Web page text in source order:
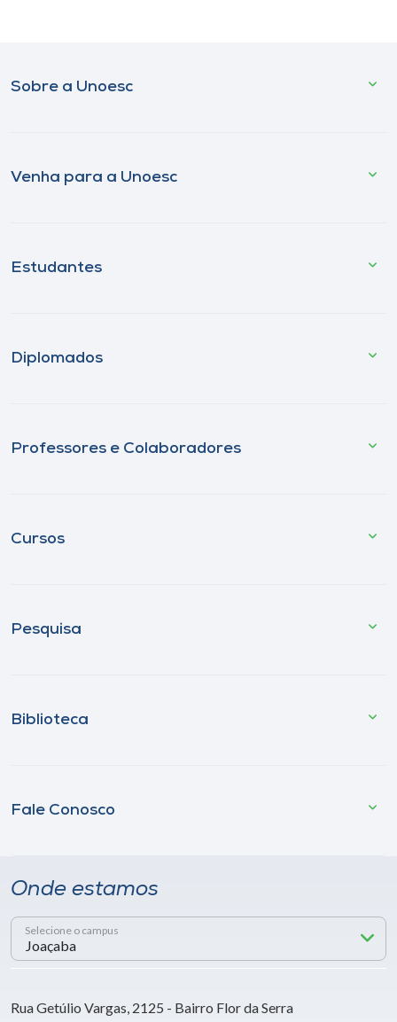
Sobre a Unoesc
Venha para a Unoesc
Estudantes
Diplomados
Professores e Colaboradores
Cursos
Pesquisa
Biblioteca
Fale Conosco
Onde estamos
Selecione o campus
Rua Getúlio Vargas, 2125 - Bairro Flor da Serra